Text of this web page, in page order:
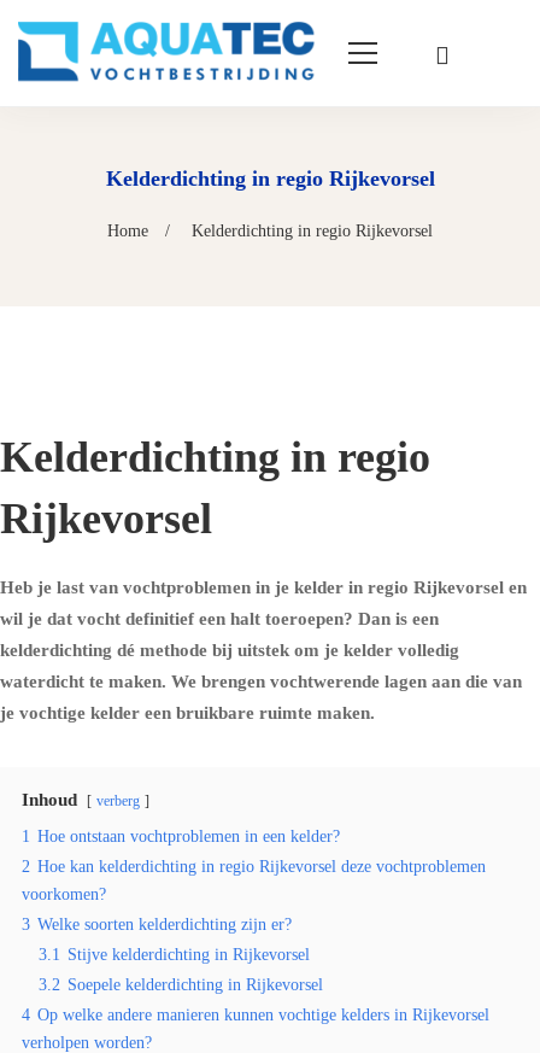
Kelderdichting in regio Rijkevorsel
Home Kelderdichting in regio Rijkevorsel
Kelderdichting in regio
Rijkevorsel
Heb je last van vochtproblemen in je kelder in regio Rijkevorsel en
wil je dat vocht definitief een halt toeroepen? Dan is een
kelderdichting dé methode bij uitstek om je kelder volledig
waterdicht te maken. We brengen vochtwerende lagen aan die van
je vochtige kelder een bruikbare ruimte maken.
Inhoud verberg
1 Hoe ontstaan vochtproblemen in een kelder?
2 Hoe kan kelderdichting in regio Rijkevorsel deze vochtproblemen
voorkomen?
3 Welke soorten kelderdichting zijn er?
3.1 Stijve kelderdichting in Rijkevorsel
3.2 Soepele kelderdichting in Rijkevorsel
4 Op welke andere manieren kunnen vochtige kelders in Rijkevorsel
verholpen worden?